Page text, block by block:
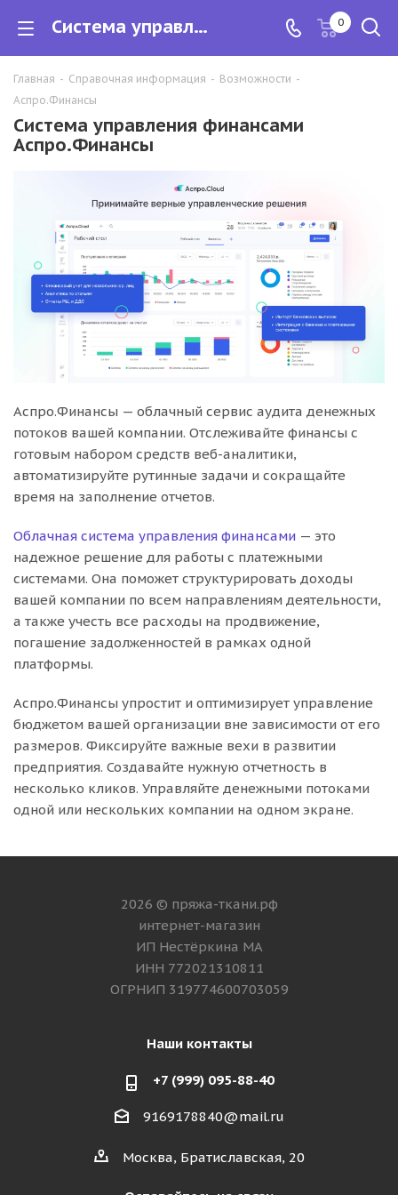
Система управления финансами Аспро.Финансы 0
Главная - Справочная информация - Возможности -
Аспро.Финансы
Система управления финансами
Аспро.Финансы
Аспро.Финансы — облачный сервис аудита денежных
потоков вашей компании. Отслеживайте финансы с
готовым набором средств веб-аналитики,
автоматизируйте рутинные задачи и сокращайте
время на заполнение отчетов.
Облачная система управления финансами — это
надежное решение для работы с платежными
системами. Она поможет структурировать доходы
вашей компании по всем направлениям деятельности,
а также учесть все расходы на продвижение,
погашение задолженностей в рамках одной
платформы.
Аспро.Финансы упростит и оптимизирует управление
бюджетом вашей организации вне зависимости от его
размеров. Фиксируйте важные вехи в развитии
предприятия. Создавайте нужную отчетность в
несколько кликов. Управляйте денежными потоками
одной или нескольких компании на одном экране.
2026 © пряжа-ткани.рф
интернет-магазин
ИП Нестёркина МА
ИНН 772021310811
ОГРНИП 319774600703059
Наши контакты
+7 (999) 095-88-40
9169178840@mail.ru
Москва, Братиславская, 20